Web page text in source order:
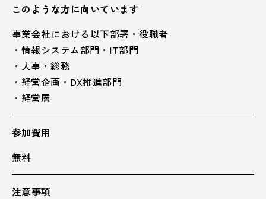
このような方に向いています
事業会社における以下部署・役職者
情報システム部門・IT部門
人事・総務
経営企画・DX推進部門
経営層
参加費用
無料
注意事項